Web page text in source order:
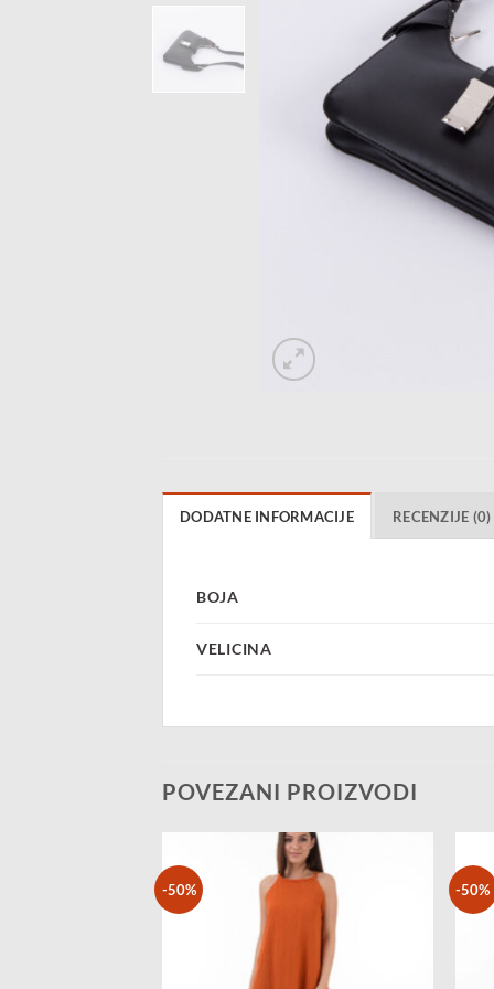
DODATNE INFORMACIJE RECENZIJE (0)
BOJA
VELICINA
POVEZANI PROIZVODI
-50% -50%